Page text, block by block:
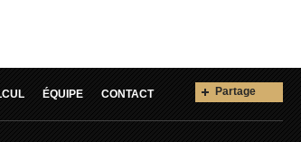
ÉQUIPE CONTACT Partage